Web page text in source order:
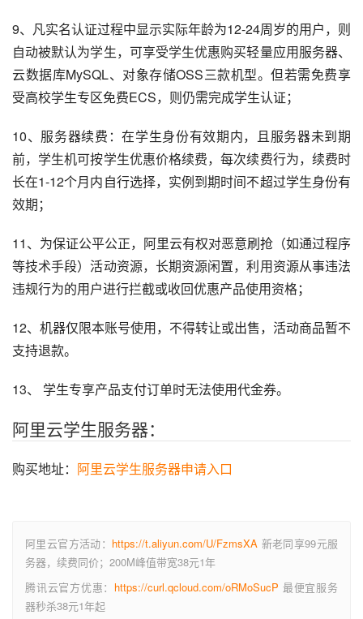
9、凡实名认证过程中显示实际年龄为12-24周岁的用户，则
自动被默认为学生，可享受学生优惠购买轻量应用服务器、
云数据库MySQL、对象存储OSS三款机型。但若需免费享
受高校学生专区免费ECS，则仍需完成学生认证；
10、服务器续费：在学生身份有效期内，且服务器未到期
前，学生机可按学生优惠价格续费，每次续费行为，续费时
长在1-12个月内自行选择，实例到期时间不超过学生身份有
效期；
11、为保证公平公正，阿里云有权对恶意刷抢（如通过程序
等技术手段）活动资源，长期资源闲置，利用资源从事违法
违规行为的用户进行拦截或收回优惠产品使用资格；
12、机器仅限本账号使用，不得转让或出售，活动商品暂不
支持退款。
13、 学生专享产品支付订单时无法使用代金券。
阿里云学生服务器：
购买地址： 阿里云学生服务器申请入口
阿里云官方活动： https://t.aliyun.com/U/FzmsXA 新老同享99元服
务器，续费同价；200M峰值带宽38元1年
腾讯云官方优惠： https://curl.qcloud.com/oRMoSucP 最便宜服务
器秒杀38元1年起